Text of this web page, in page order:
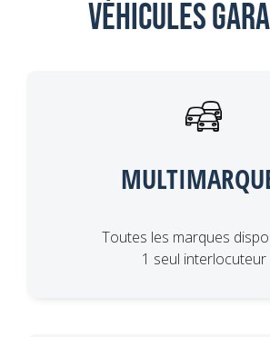
Véhicules
Toutes les marques
1 seul interlocuteur